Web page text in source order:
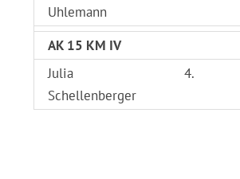
Uhlemann
AK 15 KM IV
Julia
Schellenberger
4.